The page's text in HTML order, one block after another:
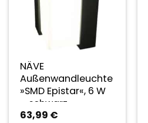
NÄVE
Außenwandleuchte
»SMD Epistar«, 6 W
– schwarz
63,99 €